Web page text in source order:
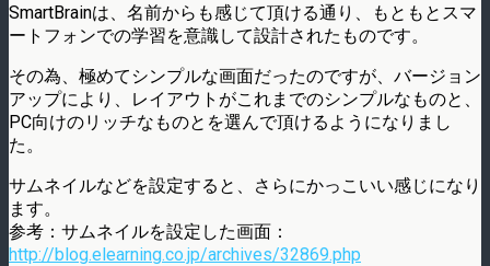
SmartBrainは、名前からも感じて頂ける通り、もともとスマ
ートフォンでの学習を意識して設計されたものです。
その為、極めてシンプルな画面だったのですが、バージョン
アップにより、レイアウトがこれまでのシンプルなものと、
PC向けのリッチなものとを選んで頂けるようになりまし
た。
サムネイルなどを設定すると、さらにかっこいい感じになり
ます。
参考：サムネイルを設定した画面：
http://blog.elearning.co.jp/archives/32869.php